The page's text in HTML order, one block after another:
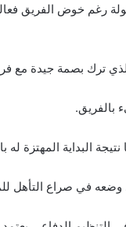
رغم خوض الفريق
ترك بصمة جيدة مع
بالفريق.
مهددا بالغياب عن نهائيات كأس العالم 2018 بروسيا
وضعه في صراع التأهل